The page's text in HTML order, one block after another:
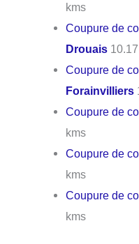
kms
Coupure de
Drouais
Coupure de
Forainvilliers
Coupure de
kms
Coupure de
kms
Coupure de
kms